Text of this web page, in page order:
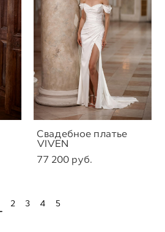
Свадебное платье
VIVEN
77 200 pуб.
2 3 4 5